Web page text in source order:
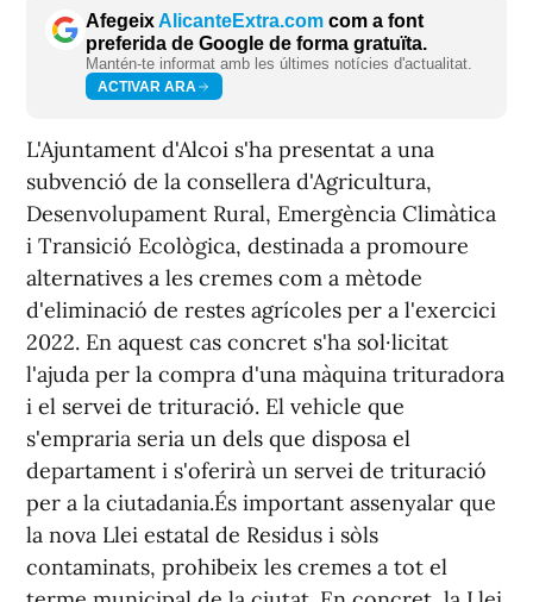
AfegeixAlicanteExtra.com com a font
preferida de Google de forma gratuïta.
Mantén-te informat amb les últimes notícies d'actualitat.
ACTIVAR ARA
L'Ajuntament d'Alcoi s'ha presentat a una
subvenció de la consellera d'Agricultura,
Desenvolupament Rural, Emergència Climàtica
i Transició Ecològica, destinada a promoure
alternatives a les cremes com a mètode
d'eliminació de restes agrícoles per a l'exercici
2022. En aquest cas concret s'ha sol·licitat
l'ajuda per la compra d'una màquina trituradora
i el servei de trituració. El vehicle que
s'empraria seria un dels que disposa el
departament i s'oferirà un servei de trituració
per a la ciutadania.És important assenyalar que
la nova Llei estatal de Residus i sòls
contaminats, prohibeix les cremes a tot el